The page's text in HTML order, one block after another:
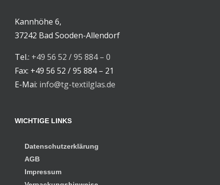
Kannhöhe 6,
37242 Bad Sooden-Allendorf
Tel.: +49 56 52 / 95 884 – 0
Fax: +49 56 52 / 95 884 – 21
E-Mai: info@tg-textilglas.de
WICHTIGE LINKS
Datenschutzerklärung
AGB
Impressum